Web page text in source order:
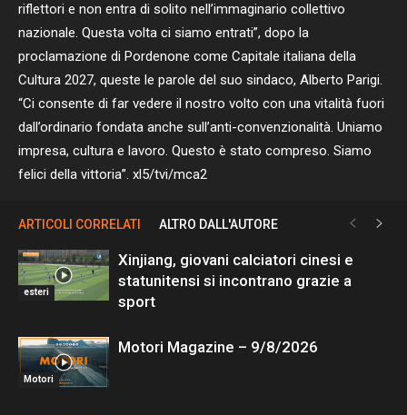
riflettori e non entra di solito nell’immaginario collettivo
nazionale. Questa volta ci siamo entrati”, dopo la
proclamazione di Pordenone come Capitale italiana della
Cultura 2027, queste le parole del suo sindaco, Alberto Parigi.
“Ci consente di far vedere il nostro volto con una vitalità fuori
dall’ordinario fondata anche sull’anti-convenzionalità. Uniamo
impresa, cultura e lavoro. Questo è stato compreso. Siamo
felici della vittoria”. xl5/tvi/mca2
ARTICOLI CORRELATI ALTRO DALL'AUTORE
esteri
Xinjiang, giovani calciatori cinesi e
statunitensi si incontrano grazie a
sport
Motori
Motori Magazine – 9/8/2026